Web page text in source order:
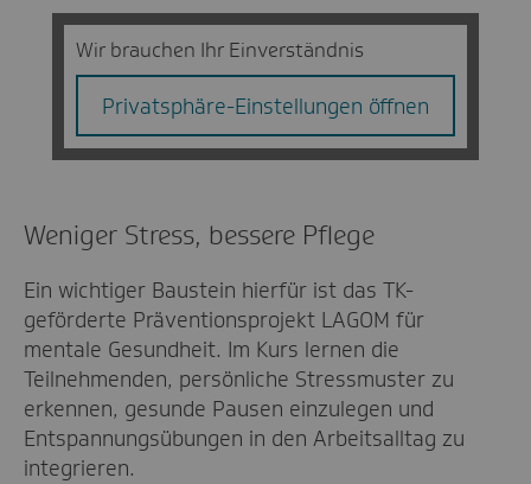
Wir brauchen Ihr Einverständnis
Privatsphäre-Einstellungen öffnen
Weniger Stress, bessere Pflege
Ein wichtiger Baustein hierfür ist das TK-
geförderte Präventionsprojekt LAGOM für
mentale Gesundheit. Im Kurs lernen die
Teilnehmenden, persönliche Stressmuster zu
erkennen, gesunde Pausen einzulegen und
Entspannungsübungen in den Arbeitsalltag zu
integrieren.